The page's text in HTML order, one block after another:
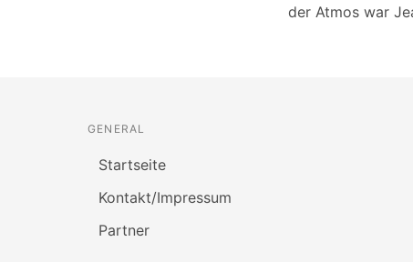
der Atmos war
GENERAL
Startseite
Kontakt/Impressum
Partner